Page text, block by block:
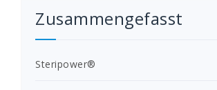
Zusammengefasst
Steripower®